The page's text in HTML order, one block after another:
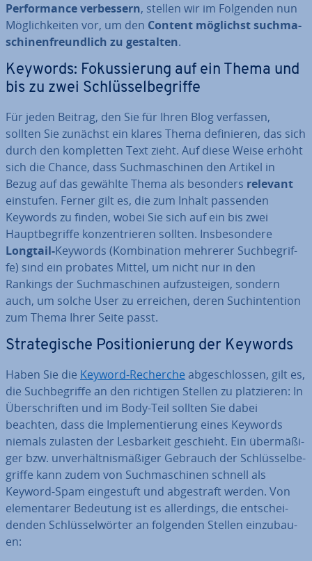
Per­for­mance ver­bes­sern, stellen wir im Folgenden nun
Mög­lich­kei­ten vor, um den Content möglichst such­ma­
schi­nen­freund­lich zu gestalten.
Keywords: Fo­kus­sie­rung auf ein Thema und
bis zu zwei Schlüs­sel­be­grif­fe
Für jeden Beitrag, den Sie für Ihren Blog verfassen,
sollten Sie zunächst ein klares Thema de­fi­nie­ren, das sich
durch den kom­plet­ten Text zieht. Auf diese Weise erhöht
sich die Chance, dass Such­ma­schi­nen den Artikel in
Bezug auf das gewählte Thema als besonders relevant
einstufen. Ferner gilt es, die zum Inhalt passenden
Keywords zu finden, wobei Sie sich auf ein bis zwei
Haupt­be­grif­fe kon­zen­trie­ren sollten. Ins­be­son­de­re
Longtail-Keywords (Kom­bi­na­ti­on mehrerer Such­be­grif­
fe) sind ein probates Mittel, um nicht nur in den
Rankings der Such­ma­schi­nen auf­zu­stei­gen, sondern
auch, um solche User zu erreichen, deren Such­in­ten­ti­on
zum Thema Ihrer Seite passt.
Stra­te­gi­sche Po­si­tio­nie­rung der Keywords
Haben Sie die Keyword-Recherche ab­ge­schlos­sen, gilt es,
die Such­be­grif­fe an den richtigen Stellen zu plat­zie­ren: In
Über­schrif­ten und im Body-Teil sollten Sie dabei
beachten, dass die Im­ple­men­tie­rung eines Keywords
niemals zulasten der Les­bar­keit geschieht. Ein über­mä­ßi­
ger bzw. un­ver­hält­nis­mä­ßi­ger Gebrauch der Schlüs­sel­be­
grif­fe kann zudem von Such­ma­schi­nen schnell als
Keyword-Spam ein­ge­stuft und ab­ge­straft werden. Von
ele­men­ta­rer Bedeutung ist es al­ler­dings, die ent­schei­
den­den Schlüs­sel­wör­ter an folgenden Stellen ein­zu­bau­
en: